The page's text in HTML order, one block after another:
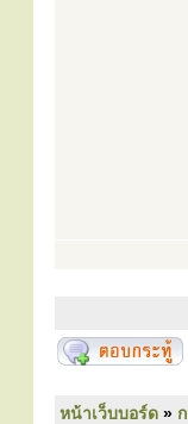
หน้าเว็บบอร์ด »